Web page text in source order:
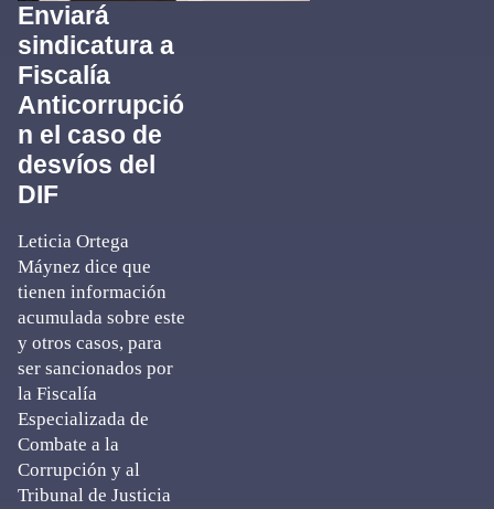
Enviará
sindicatura a
Fiscalía
Anticorrupció
n el caso de
desvíos del
DIF
Leticia Ortega
Máynez dice que
tienen información
acumulada sobre este
y otros casos, para
ser sancionados por
la Fiscalía
Especializada de
Combate a la
Corrupción y al
Tribunal de Justicia